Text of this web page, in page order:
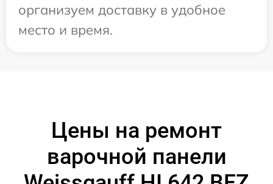
организуем доставку в удобное
место и время.
Цены на ремонт
варочной панели